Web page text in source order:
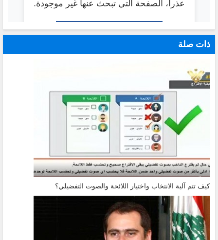
ذات صلة
كيف تتم آلية الانتخاب واختيار اللائحة والصوت التفضيلي؟